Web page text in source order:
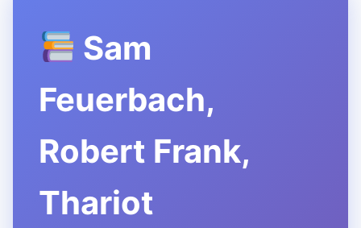
Sam
Feuerbach,
Robert Frank,
Thariot